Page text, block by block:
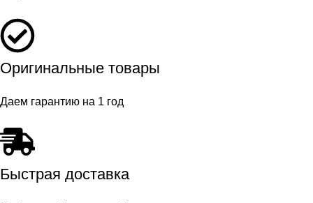
Оригинальные товары
Даем гарантию на 1 год
Быстрая доставка